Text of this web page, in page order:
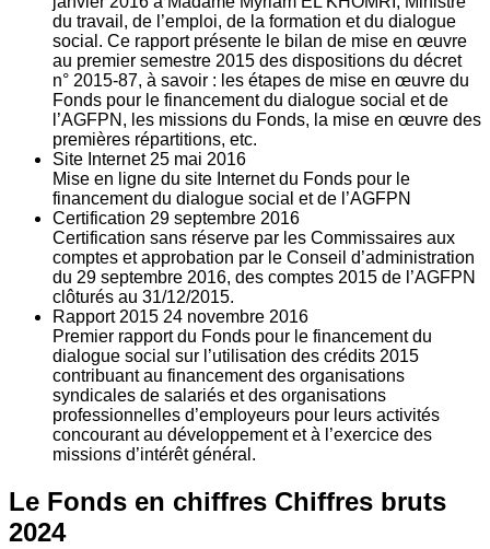
du travail, de l’emploi, de la formation et du dialogue
social. Ce rapport présente le bilan de mise en œuvre
au premier semestre 2015 des dispositions du décret
n° 2015-87, à savoir : les étapes de mise en œuvre du
Fonds pour le financement du dialogue social et de
l’AGFPN, les missions du Fonds, la mise en œuvre des
premières répartitions, etc.
Site Internet 25 mai 2016
Mise en ligne du site Internet du Fonds pour le
financement du dialogue social et de l’AGFPN
Certification 29 septembre 2016
Certification sans réserve par les Commissaires aux
comptes et approbation par le Conseil d’administration
du 29 septembre 2016, des comptes 2015 de l’AGFPN
clôturés au 31/12/2015.
Rapport 2015 24 novembre 2016
Premier rapport du Fonds pour le financement du
dialogue social sur l’utilisation des crédits 2015
contribuant au financement des organisations
syndicales de salariés et des organisations
professionnelles d’employeurs pour leurs activités
concourant au développement et à l’exercice des
missions d’intérêt général.
Le Fonds en chiffres Chiffres bruts
2024